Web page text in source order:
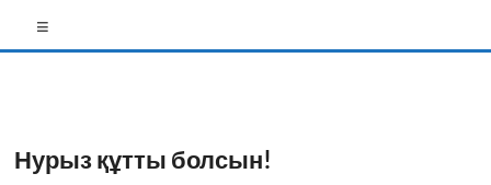
Нурыз құтты болсын!